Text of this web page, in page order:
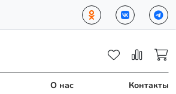
О нас Контакты